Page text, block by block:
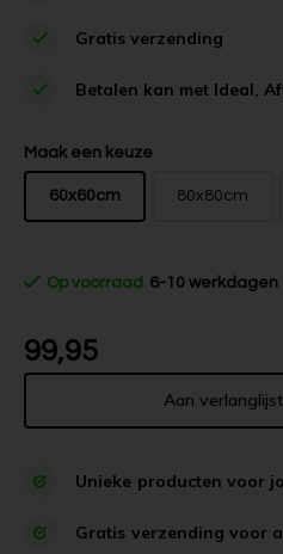
Gratis verzending
Betalen kan met Ideal,
Maak een keuze
60x60cm 80x80cm
Op voorraad 6-10 werkdagen
99,95
Aan
Unieke producten voor
Gratis verzending voor